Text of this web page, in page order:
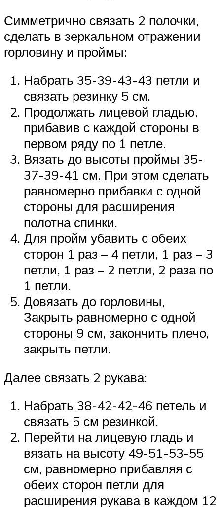
Симметрично связать 2 полочки,
сделать в зеркальном отражении
горловину и проймы:
Набрать 35-39-43-43 петли и
связать резинку 5 см.
Продолжать лицевой гладью,
прибавив с каждой стороны в
первом ряду по 1 петле.
Вязать до высоты проймы 35-
37-39-41 см. При этом сделать
равномерно прибавки с одной
стороны для расширения
полотна спинки.
Для пройм убавить с обеих
сторон 1 раз – 4 петли, 1 раз – 3
петли, 1 раз – 2 петли, 2 раза по
1 петли.
Довязать до горловины,
Закрыть равномерно с одной
стороны 9 см, закончить плечо,
закрыть петли.
Далее связать 2 рукава:
Набрать 38-42-42-46 петель и
связать 5 см резинкой.
Перейти на лицевую гладь и
вязать на высоту 49-51-53-55
см, равномерно прибавляя с
обеих сторон петли для
расширения рукава в каждом 12